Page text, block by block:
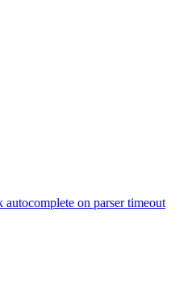
on parser timeout